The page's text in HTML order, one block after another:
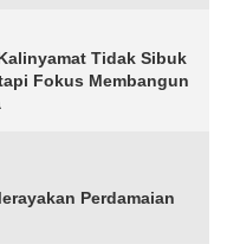
Tidak Sibuk
Fokus Membangun
Perdamaian